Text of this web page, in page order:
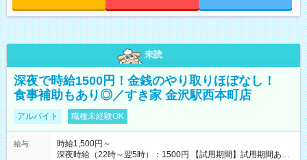
未読
深夜で時給1500円！金銭のやり取りほぼなし！
食事補助もあり◎／すき家 金沢駅西本町店
アルバイト 職種未経験OK
給与
時給1,500円～
深夜時給（22時～翌5時）：1500円 【試用期間】試用期間あり